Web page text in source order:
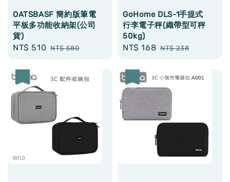
OATSBASF 簡約版筆電
平板多功能收納架(公司
貨)
Sale
NT$ 510 Regular
NT$ 580
GoHome DLS-1手提式
行李電子秤(織帶型可秤
50kg)
Sale
NT$ 168 Regular
NT$ 238